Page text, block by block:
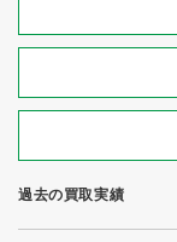
過去の買取実績